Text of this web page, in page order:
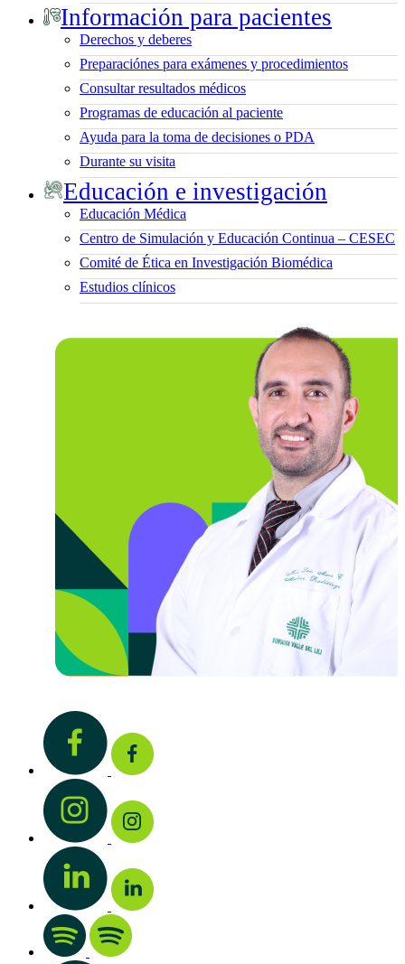
Información para pacientes
Derechos y deberes
Preparaciónes para exámenes y procedimientos
Consultar resultados médicos
Programas de educación al paciente
Ayuda para la toma de decisiones o PDA
Durante su visita
Educación e investigación
Educación Médica
Centro de Simulación y Educación Continua – CESEC
Comité de Ética en Investigación Biomédica
Estudios clínicos